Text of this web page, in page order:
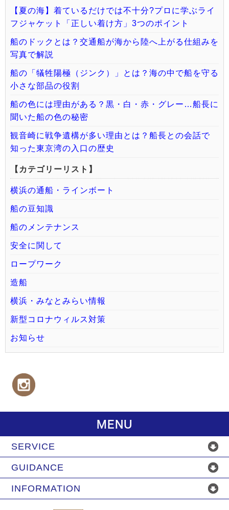
【夏の海】着ているだけでは不十分?プロに学ぶライ
フジャケット「正しい着け方」3つのポイント
船のドックとは？交通船が海から陸へ上がる仕組みを
写真で解説
船の「犠牲陽極（ジンク）」とは？海の中で船を守る
小さな部品の役割
船の色には理由がある？黒・白・赤・グレー…船長に
聞いた船の色の秘密
観音崎に戦争遺構が多い理由とは？船長との会話で
知った東京湾の入口の歴史
【カテゴリーリスト】
横浜の通船・ラインボート
船の豆知識
船のメンテナンス
安全に関して
ロープワーク
造船
横浜・みなとみらい情報
新型コロナウィルス対策
お知らせ
MENU
SERVICE
GUIDANCE
INFORMATION